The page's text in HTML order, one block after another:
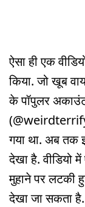
ऐसा ही एक
किया. जो खूब
के पॉपुलर
गया था. अब तक
देखा है. वीडियो
मुहाने पर लटकी
देखा जा सकता है.